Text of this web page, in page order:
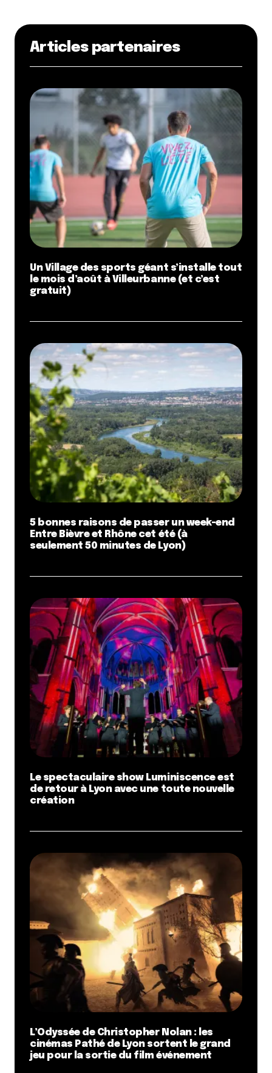
Articles partenaires
Un Village des sports géant s’installe tout
le mois d’août à Villeurbanne (et c’est
gratuit)
5 bonnes raisons de passer un week-end
Entre Bièvre et Rhône cet été (à
seulement 50 minutes de Lyon)
Le spectaculaire show Luminiscence est
de retour à Lyon avec une toute nouvelle
création
L’Odyssée de Christopher Nolan : les
cinémas Pathé de Lyon sortent le grand
jeu pour la sortie du film événement